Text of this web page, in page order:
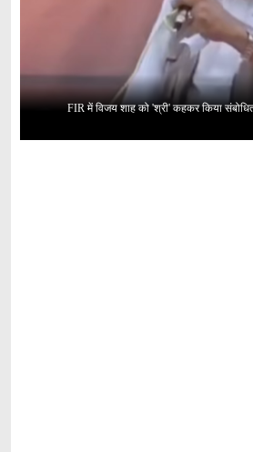
FIR में विजय शाह को 'श्री' कहकर किया